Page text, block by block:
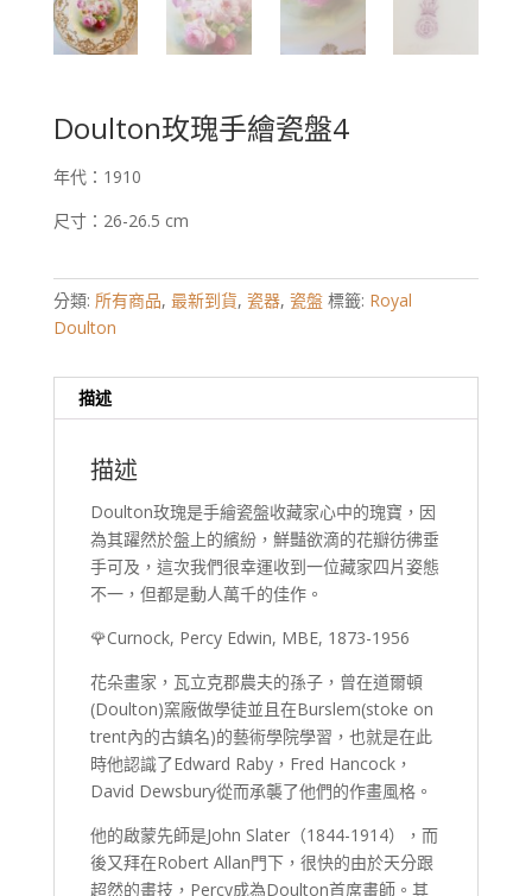
Doulton玫瑰手繪瓷盤4
年代：1910
尺寸：26-26.5 cm
分類: 所有商品, 最新到貨, 瓷器, 瓷盤 標籤: Royal
Doulton
描述
描述
Doulton玫瑰是手繪瓷盤收藏家心中的瑰寶，因
為其躍然於盤上的繽紛，鮮豔欲滴的花瓣彷彿垂
手可及，這次我們很幸運收到一位藏家四片姿態
不一，但都是動人萬千的佳作。
🌹Curnock, Percy Edwin, MBE, 1873-1956
花朵畫家，瓦立克郡農夫的孫子，曾在道爾頓
(Doulton)窯廠做學徒並且在Burslem(stoke on
trent內的古鎮名)的藝術學院學習，也就是在此
時他認識了Edward Raby，Fred Hancock，
David Dewsbury從而承襲了他們的作畫風格。
他的啟蒙先師是John Slater（1844-1914），而
後又拜在Robert Allan門下，很快的由於天分跟
超然的畫技，Percy成為Doulton首席畫師。其